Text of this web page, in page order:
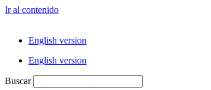
Ir al contenido
English version
English version
Buscar